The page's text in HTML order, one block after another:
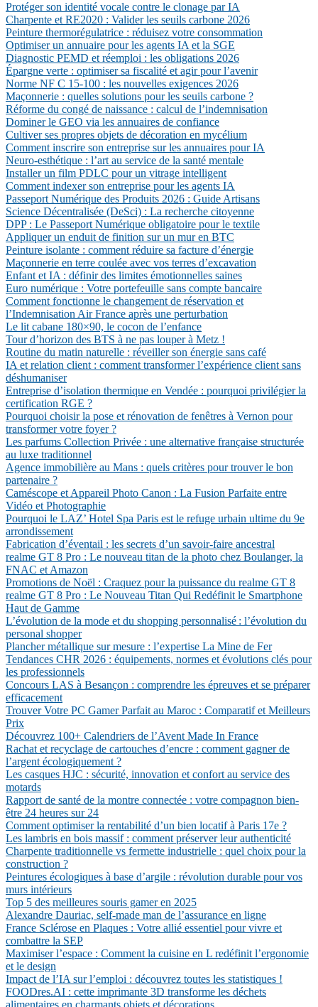
Protéger son identité vocale contre le clonage par IA
Charpente et RE2020 : Valider les seuils carbone 2026
Peinture thermorégulatrice : réduisez votre consommation
Optimiser un annuaire pour les agents IA et la SGE
Diagnostic PEMD et réemploi : les obligations 2026
Épargne verte : optimiser sa fiscalité et agir pour l’avenir
Norme NF C 15-100 : les nouvelles exigences 2026
Maçonnerie : quelles solutions pour les seuils carbone ?
Réforme du congé de naissance : calcul de l’indemnisation
Dominer le GEO via les annuaires de confiance
Cultiver ses propres objets de décoration en mycélium
Comment inscrire son entreprise sur les annuaires pour IA
Neuro-esthétique : l’art au service de la santé mentale
Installer un film PDLC pour un vitrage intelligent
Comment indexer son entreprise pour les agents IA
Passeport Numérique des Produits 2026 : Guide Artisans
Science Décentralisée (DeSci) : La recherche citoyenne
DPP : Le Passeport Numérique obligatoire pour le textile
Appliquer un enduit de finition sur un mur en BTC
Peinture isolante : comment réduire sa facture d’énergie
Maçonnerie en terre coulée avec vos terres d’excavation
Enfant et IA : définir des limites émotionnelles saines
Euro numérique : Votre portefeuille sans compte bancaire
Comment fonctionne le changement de réservation et
l’Indemnisation Air France après une perturbation
Le lit cabane 180×90, le cocon de l’enfance
Tour d’horizon des BTS à ne pas louper à Metz !
Routine du matin naturelle : réveiller son énergie sans café
IA et relation client : comment transformer l’expérience client sans
déshumaniser
Entreprise d’isolation thermique en Vendée : pourquoi privilégier la
certification RGE ?
Pourquoi choisir la pose et rénovation de fenêtres à Vernon pour
transformer votre foyer ?
Les parfums Collection Privée : une alternative française structurée
au luxe traditionnel
Agence immobilière au Mans : quels critères pour trouver le bon
partenaire ?
Caméscope et Appareil Photo Canon : La Fusion Parfaite entre
Vidéo et Photographie
Pourquoi le LAZ’ Hotel Spa Paris est le refuge urbain ultime du 9e
arrondissement
Fabrication d’éventail : les secrets d’un savoir-faire ancestral
realme GT 8 Pro : Le nouveau titan de la photo chez Boulanger, la
FNAC et Amazon
Promotions de Noël : Craquez pour la puissance du realme GT 8
realme GT 8 Pro : Le Nouveau Titan Qui Redéfinit le Smartphone
Haut de Gamme
L’évolution de la mode et du shopping personnalisé : l’évolution du
personal shopper
Plancher métallique sur mesure : l’expertise La Mine de Fer
Tendances CHR 2026 : équipements, normes et évolutions clés pour
les professionnels
Concours LAS à Besançon : comprendre les épreuves et se préparer
efficacement
Trouver Votre PC Gamer Parfait au Maroc : Comparatif et Meilleurs
Prix
Découvrez 100+ Calendriers de l’Avent Made In France
Rachat et recyclage de cartouches d’encre : comment gagner de
l’argent écologiquement ?
Les casques HJC : sécurité, innovation et confort au service des
motards
Rapport de santé de la montre connectée : votre compagnon bien-
être 24 heures sur 24
Comment optimiser la rentabilité d’un bien locatif à Paris 17e ?
Les lambris en bois massif : comment préserver leur authenticité
Charpente traditionnelle vs fermette industrielle : quel choix pour la
construction ?
Peintures écologiques à base d’argile : révolution durable pour vos
murs intérieurs
Top 5 des meilleures souris gamer en 2025
Alexandre Dauriac, self-made man de l’assurance en ligne
France Sclérose en Plaques : Votre allié essentiel pour vivre et
combattre la SEP
Maximiser l’espace : Comment la cuisine en L redéfinit l’ergonomie
et le design
Impact de l’IA sur l’emploi : découvrez toutes les statistiques !
FOODres.AI : cette imprimante 3D transforme les déchets
alimentaires en charmants objets et décorations